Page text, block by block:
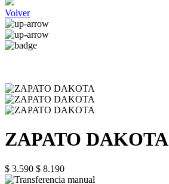
Volver
ZAPATO DAKOTA
$ 3.590 $ 8.190